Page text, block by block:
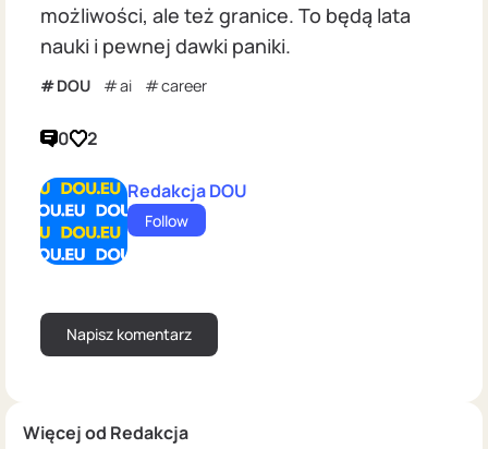
Więcej od Redakcja
możliwości, ale też granice. To będą lata
nauki i pewnej dawki paniki.
DOU ai career
0 2
Redakcja DOU
Follow